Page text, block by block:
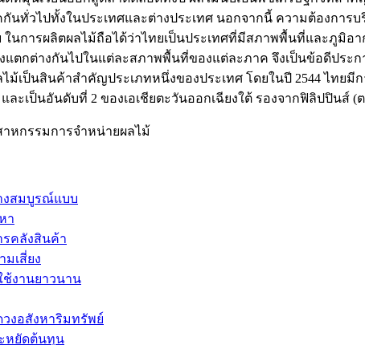
ทั่วไปทั้งในประเทศและต่างประเทศ นอกจากนี้ ความต้องกา
การผลิตผลไม้ถือได้ว่าไทยเป็นประเทศที่มีสภาพพื้นที่และภูมิอ
ตกต่างกันไปในแต่ละสภาพพื้นที่ของแต่ละภาค จึงเป็นข้อดีปร
เป็นสินค้าสำคัญประเภทหนึ่งของประเทศ โดยในปี 2544 ไทย
ะเป็นอันดับที่ 2 ของเอเชียตะวันออกเฉียงใต้ รองจากฟิลิปปินส์
หกรรมการจำหน่ายผลไม้
งสมบูรณ์แบบ
า
รคลังสินค้า
เสี่ยง
ช้งานยาวนาน
งอสังหาริมทรัพย์
หยัดต้นทุน